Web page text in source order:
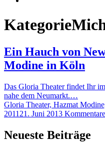
Kategorie
Ein Hauch von
Modine in Köln
Das Gloria Theater findet Ihr
nahe dem Neumarkt.…
Gloria Theater, Hazmat
2011 21. Juni 2013
Neueste Beiträge